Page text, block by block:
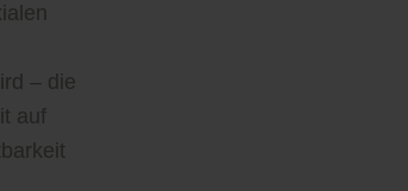
– die
auf